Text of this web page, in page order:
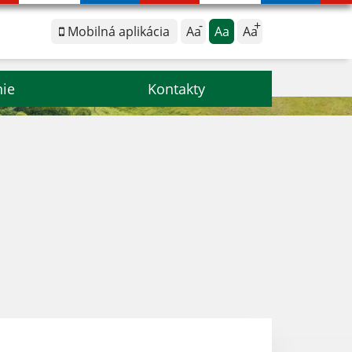
Mobilná aplikácia Aa Aa Aa
Kontakty